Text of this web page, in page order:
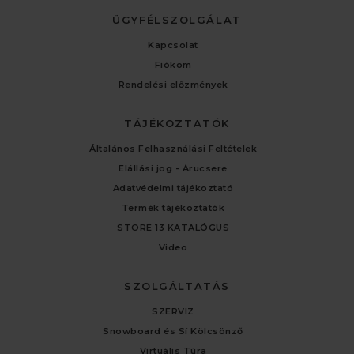
ÜGYFÉLSZOLGÁLAT
Kapcsolat
Fiókom
Rendelési előzmények
TÁJÉKOZTATÓK
Általános Felhasználási Feltételek
Elállási jog - Árucsere
Adatvédelmi tájékoztató
Termék tájékoztatók
STORE 13 KATALÓGUS
Video
SZOLGÁLTATÁS
SZERVIZ
Snowboard és Sí Kölcsönző
Virtuális Túra